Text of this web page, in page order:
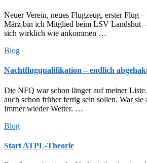
Neuer Verein, neues Flugzeug, erster Flug
März bin ich Mitglied beim LSV Landshut
sich wirklich wie ankommen …
Blog
Nachtflugqualifikation – endlich
Die NFQ war schon länger auf meiner
auch schon früher fertig sein sollen. War sie
Immer wieder Wetter. …
Blog
Start ATPL-Theorie